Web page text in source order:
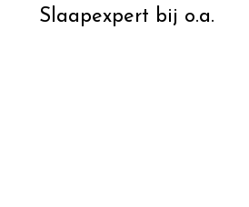
Slaapexpert bij o.a.